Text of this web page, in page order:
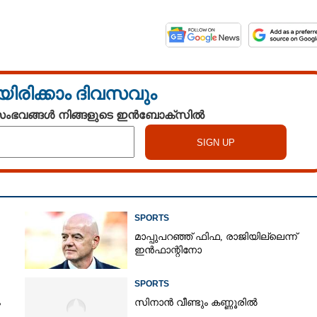
ദിവസവും
നിങ്ങളുടെ ഇൻബോക്സിൽ
SPORTS
മാപ്പുപറഞ്ഞ് ഫിഫ, രാജിയില്ലെന്ന്
ഇൻഫാന്റിനോ
SPORTS
സിനാൻ വീണ്ടും കണ്ണൂരിൽ